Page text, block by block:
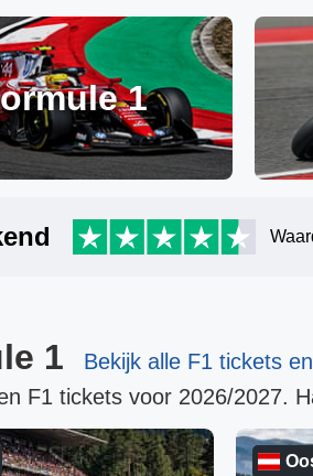
1
1
Bekijk alle F1 tickets
F1 tickets voor 2026/2027.